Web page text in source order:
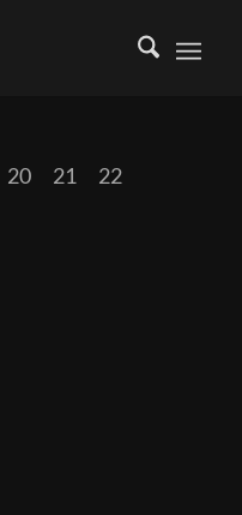
20 21 22